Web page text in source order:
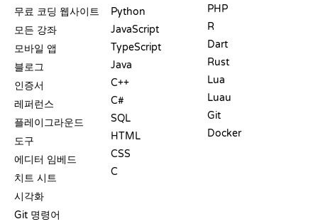
무료 코딩 웹사이트
모든 강좌
모바일 앱
블로그
인증서
레퍼런스
플레이그라운드
도구
에디터 임베드
치트 시트
시각화
Git 명령어
Python
JavaScript
TypeScript
Java
C++
C#
SQL
HTML
CSS
C
PHP
R
Dart
Rust
Lua
Luau
Git
Docker